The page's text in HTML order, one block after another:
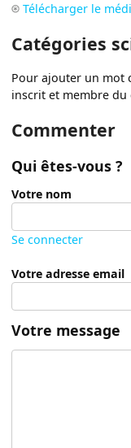
Télécharger le
Catégories
Pour ajouter un mot
inscrit et membre
Commenter
Qui êtes-vous ?
Votre nom
Se connecter
Votre adresse email
Votre message